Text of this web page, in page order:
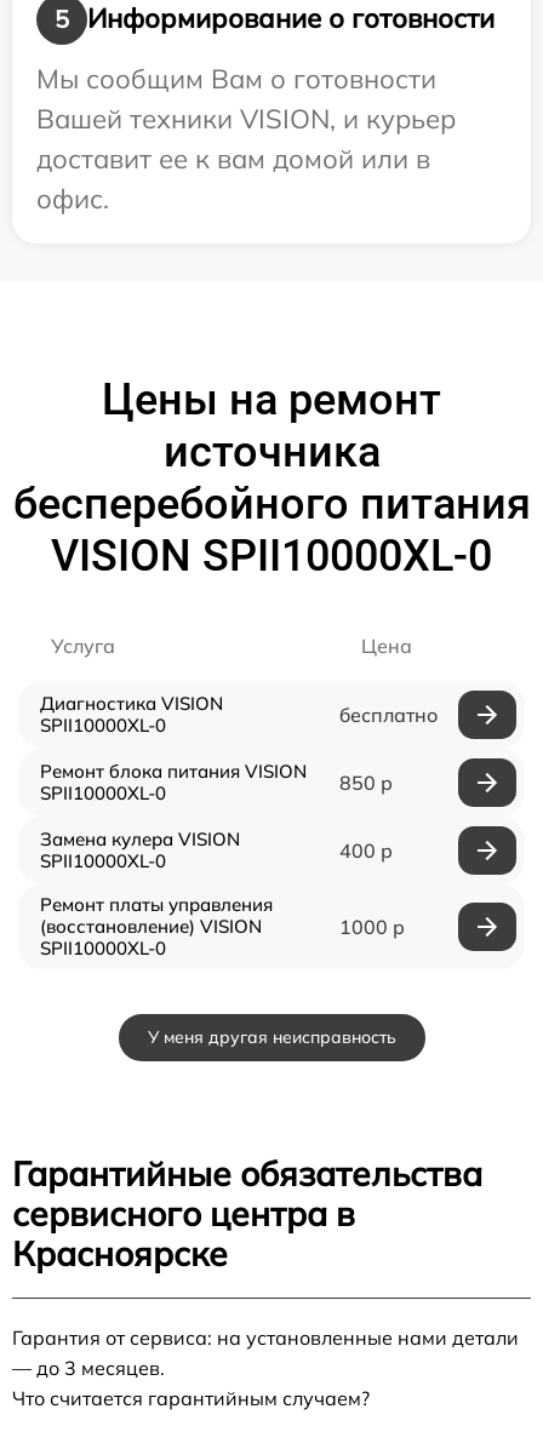
5
Информирование о готовности
Мы сообщим Вам о готовности
Вашей техники VISION, и курьер
доставит ее к вам домой или в
офис.
Цены на ремонт
источника
бесперебойного питания
VISION SPII10000XL-0
Услуга Цена
Диагностика VISION
SPII10000XL-0
бесплатно
Ремонт блока питания VISION
SPII10000XL-0
850 р
Замена кулера VISION
SPII10000XL-0
400 р
Ремонт платы управления
(восстановление) VISION
SPII10000XL-0
1000 р
У меня другая неисправность
Гарантийные обязательства
сервисного центра в
Красноярске
Гарантия от сервиса: на установленные нами детали
— до 3 месяцев.
Что считается гарантийным случаем?